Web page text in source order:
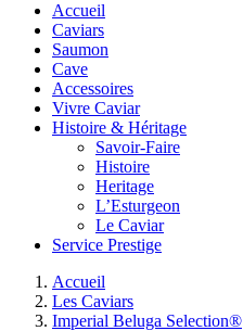
Accueil
Caviars
Saumon
Cave
Accessoires
Vivre Caviar
Histoire & Héritage
Savoir-Faire
Histoire
Heritage
L’Esturgeon
Le Caviar
Service Prestige
Accueil
Les Caviars
Imperial Beluga Selection®